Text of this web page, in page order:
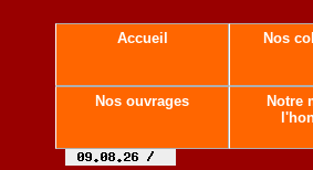
Accueil Nos
Nos ouvrages
Notre